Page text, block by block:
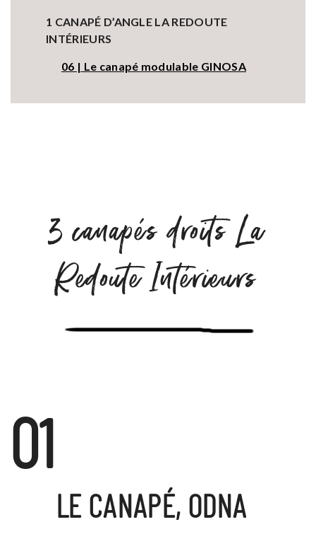
1 CANAPÉ D’ANGLE LA REDOUTE
INTÉRIEURS
06 | Le canapé modulable GINOSA
3 canapés droits La
Redoute Intérieurs
01
LE CANAPÉ, ODNA